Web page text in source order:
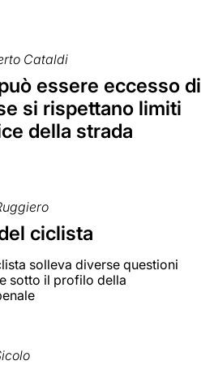
Cataldi
essere eccesso di
si rispettano limiti
della strada
ciclista
solleva diverse questioni
sotto il profilo della